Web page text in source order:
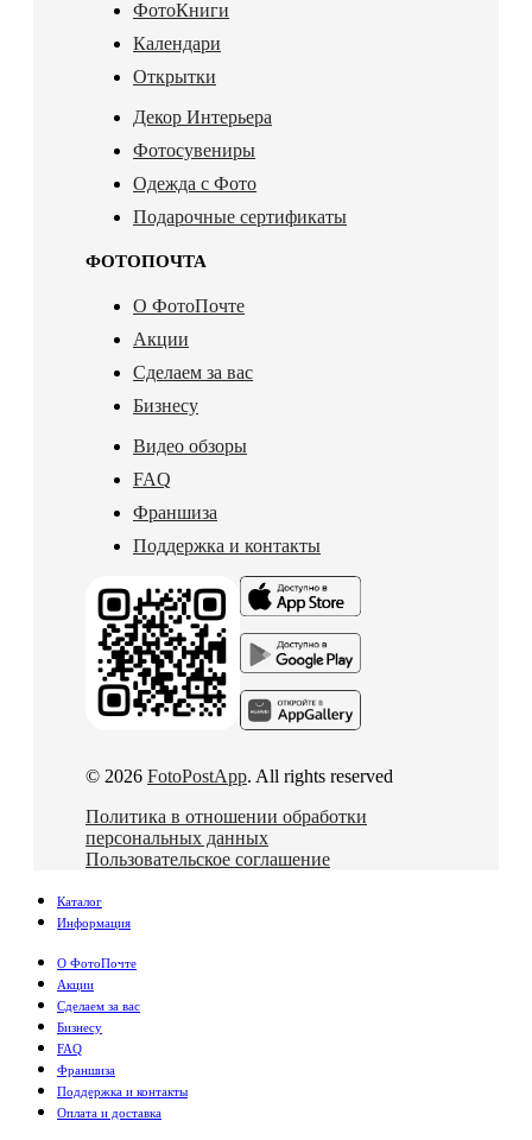
ФотоКниги
Календари
Открытки
Декор Интерьера
Фотосувениры
Одежда с Фото
Подарочные сертификаты
ФОТОПОЧТА
О ФотоПочте
Акции
Сделаем за вас
Бизнесу
Видео обзоры
FAQ
Франшиза
Поддержка и контакты
© 2026 FotoPostApp. All rights reserved
Политика в отношении обработки
персональных данных
Пользовательское соглашение
Каталог
Информация
О ФотоПочте
Акции
Сделаем за вас
Бизнесу
FAQ
Франшиза
Поддержка и контакты
Оплата и доставка